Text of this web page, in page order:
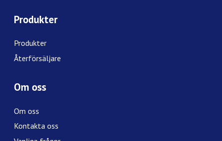
Produkter
Produkter
Återförsäljare
Om oss
Om oss
Kontakta oss